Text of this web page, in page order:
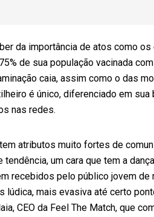
da importância de atos como os
de sua população vacinada
caia, assim como o das
é único, diferenciado em sua
nas redes.
atributos muito fortes de
um cara que tem a
recebidos pelo público jovem de
mais evasiva até certo
CEO da Feel The Match, que